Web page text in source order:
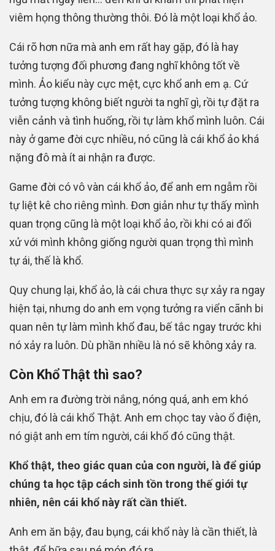
viêm họng thông thường thôi. Đó là một loại khổ ảo.
Cái rõ hơn nữa mà anh em rất hay gặp, đó là hay
tưởng tượng đối phương đang nghĩ không tốt về
mình. Ảo kiểu này cực mệt, cực khổ anh em ạ. Cứ
tưởng tượng không biết người ta nghĩ gì, rồi tự đặt ra
viễn cảnh và tình huống, rồi tự làm khổ mình luôn. Cái
này ở game đời cực nhiều, nó cũng là cái khổ ảo khá
nặng đô mà ít ai nhận ra được.
Game đời có vô vàn cái khổ ảo, để anh em ngẫm rồi
tự liệt kê cho riêng mình. Đơn giản như tự thấy mình
quan trọng cũng là một loại khổ ảo, rồi khi có ai đối
xử với mình không giống người quan trọng thì mình
tự ái, thế là khổ.
Quy chung lại, khổ ảo, là cái chưa thực sự xảy ra ngay
hiện tại, nhưng do anh em vọng tưởng ra viển cãnh bi
quan nên tự làm mình khổ đau, bế tắc ngay trước khi
nó xảy ra luôn. Dù phần nhiều là nó sẽ không xảy ra.
Còn Khổ Thật thì sao?
Anh em ra đường trời nắng, nóng quá, anh em khó
chịu, đó là cái khổ Thật. Anh em chọc tay vào ổ điện,
nó giật anh em tím người, cái khổ đó cũng thật.
Khổ thật, theo giác quan của con người, là để giúp
chúng ta học tập cách sinh tồn trong thế giới tự
nhiên, nên cái khổ này rất cần thiết.
Anh em ăn bậy, đau bụng, cái khổ này là cần thiết, là